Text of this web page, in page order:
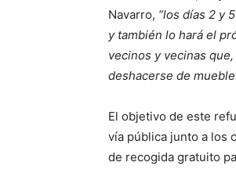
Navarro, “los días 2 y
y también lo hará el
vecinos y vecinas
deshacerse de
El objetivo de este
vía pública junto a los
de recogida gratuito